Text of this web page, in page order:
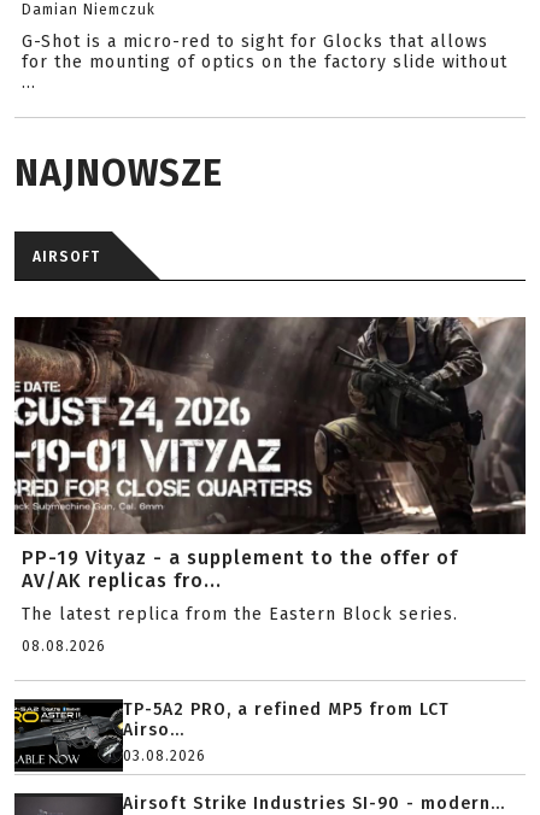
Damian Niemczuk
G-Shot is a micro-red to sight for Glocks that allows
for the mounting of optics on the factory slide without
...
NAJNOWSZE
AIRSOFT
PP-19 Vityaz - a supplement to the offer of
AV/AK replicas fro...
The latest replica from the Eastern Block series.
08.08.2026
TP-5A2 PRO, a refined MP5 from LCT
Airso...
03.08.2026
Airsoft Strike Industries SI-90 - modern...